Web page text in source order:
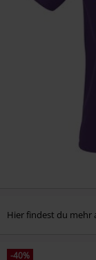
Hier findest du mehr
-40%